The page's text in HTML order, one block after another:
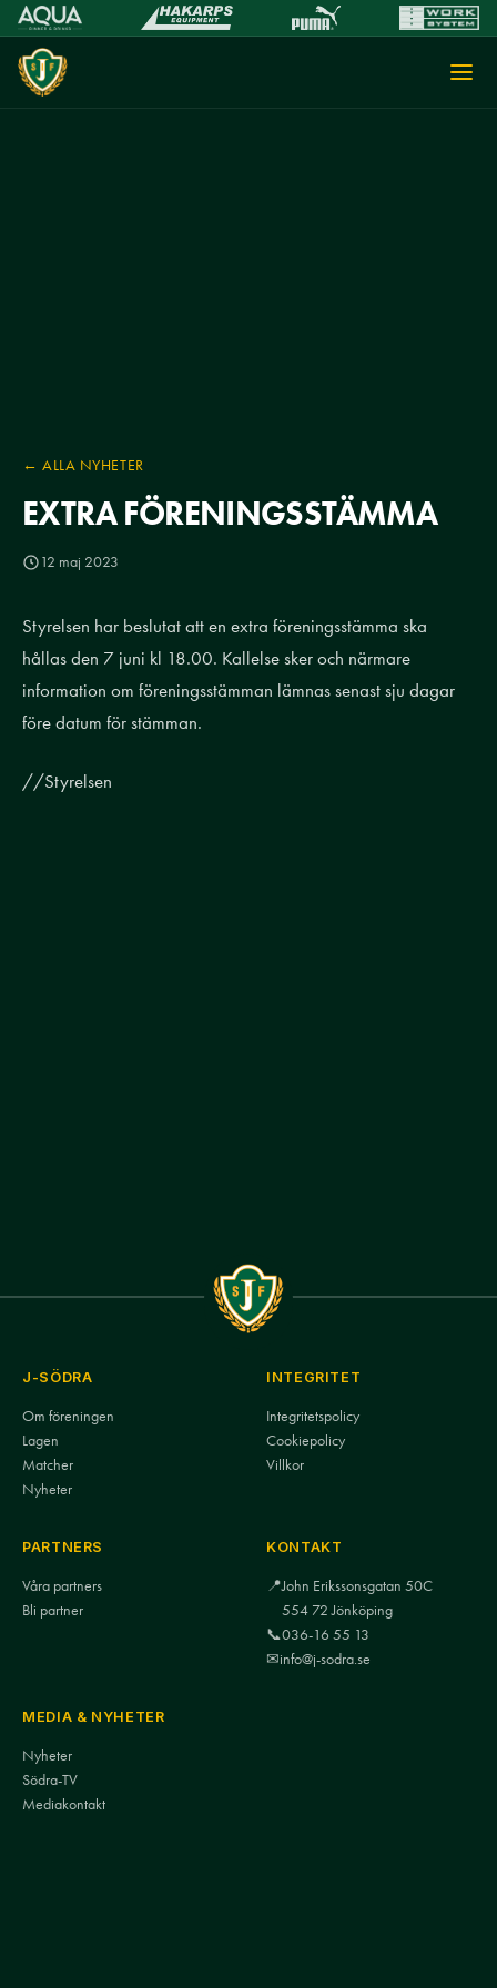
← ALLA NYHETER
EXTRA FÖRENINGSSTÄMMA
12 maj 2023
Styrelsen har beslutat att en extra föreningsstämma ska
hållas den 7 juni kl 18.00. Kallelse sker och närmare
information om föreningsstämman lämnas senast sju dagar
före datum för stämman.
//Styrelsen
J-SÖDRA
Om föreningen
Lagen
Matcher
Nyheter
INTEGRITET
Integritetspolicy
Cookiepolicy
Villkor
PARTNERS
Våra partners
Bli partner
KONTAKT
📍John Erikssonsgatan 50C
554 72 Jönköping
📞036-16 55 13
✉info@j-sodra.se
MEDIA & NYHETER
Nyheter
Södra-TV
Mediakontakt